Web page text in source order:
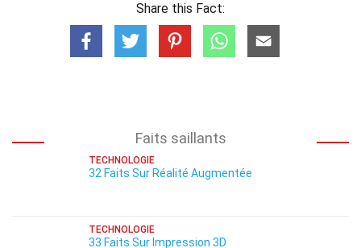
Share this Fact:
Faits saillants
TECHNOLOGIE
32 Faits Sur Réalité Augmentée
TECHNOLOGIE
33 Faits Sur Impression 3D